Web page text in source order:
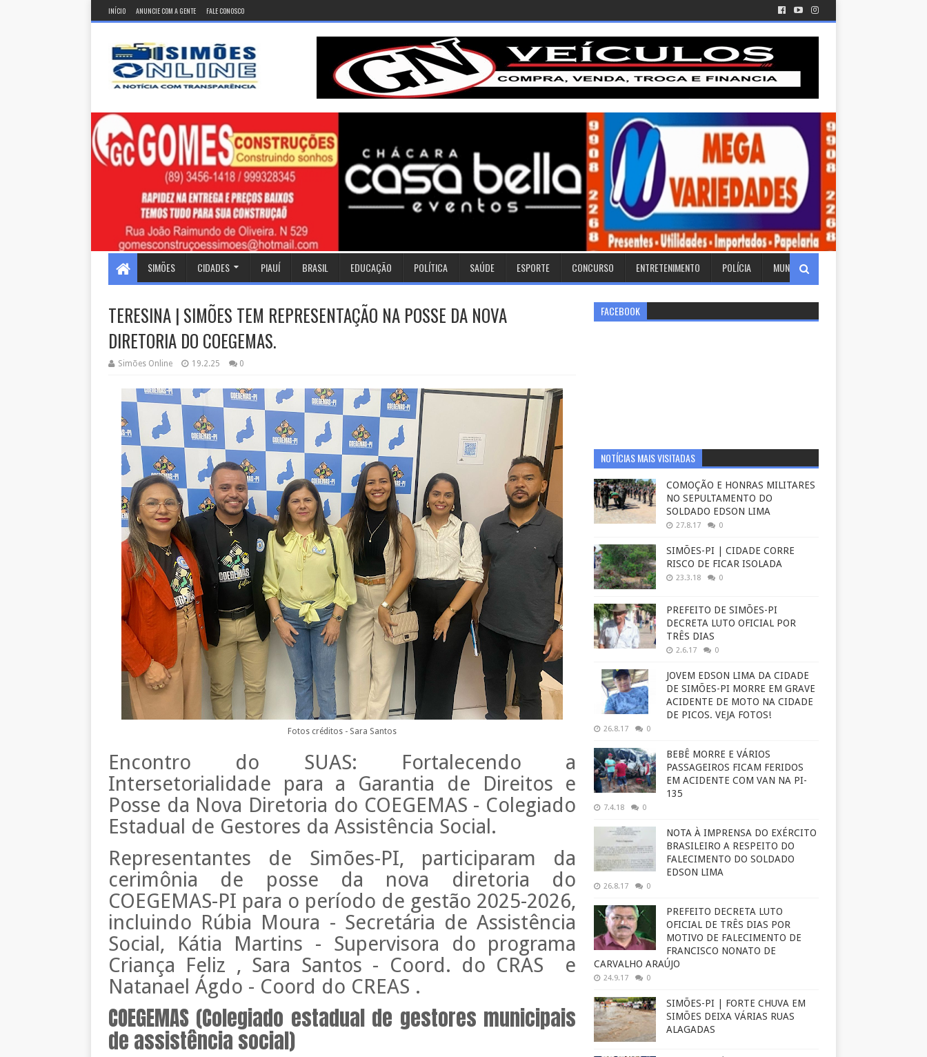
INÍCIO ANUNCIE COM A GENTE FALE CONOSCO
SIMÕES CIDADES PIAUÍ BRASIL EDUCAÇÃO POLÍTICA SAÚDE ESPORTE CONCURSO ENTRETENIMENTO POLÍCIA MUNDO
TERESINA | SIMÕES TEM REPRESENTAÇÃO NA POSSE DA NOVA
DIRETORIA DO COEGEMAS.
Simões Online 19.2.25 0
Fotos créditos - Sara Santos
Encontro do SUAS: Fortalecendo a
Intersetorialidade para a Garantia de Direitos e
Posse da Nova Diretoria do COEGEMAS - Colegiado
Estadual de Gestores da Assistência Social.
Representantes de Simões-PI, participaram da
cerimônia de posse da nova diretoria do
COEGEMAS-PI para o período de gestão 2025-2026,
incluindo Rúbia Moura - Secretária de Assistência
Social, Kátia Martins - Supervisora do programa
Criança Feliz , Sara Santos - Coord. do CRAS e
Natanael Ágdo - Coord do CREAS .
COEGEMAS (Colegiado estadual de gestores municipais
de assistência social)
FACEBOOK
NOTÍCIAS MAIS VISITADAS
COMOÇÃO E HONRAS MILITARES
NO SEPULTAMENTO DO
SOLDADO EDSON LIMA
27.8.17 0
SIMÕES-PI | CIDADE CORRE
RISCO DE FICAR ISOLADA
23.3.18 0
PREFEITO DE SIMÕES-PI
DECRETA LUTO OFICIAL POR
TRÊS DIAS
2.6.17 0
JOVEM EDSON LIMA DA CIDADE
DE SIMÕES-PI MORRE EM GRAVE
ACIDENTE DE MOTO NA CIDADE
DE PICOS. VEJA FOTOS!
26.8.17 0
BEBÊ MORRE E VÁRIOS
PASSAGEIROS FICAM FERIDOS
EM ACIDENTE COM VAN NA PI-
135
7.4.18 0
NOTA À IMPRENSA DO EXÉRCITO
BRASILEIRO A RESPEITO DO
FALECIMENTO DO SOLDADO
EDSON LIMA
26.8.17 0
PREFEITO DECRETA LUTO
OFICIAL DE TRÊS DIAS POR
MOTIVO DE FALECIMENTO DE
FRANCISCO NONATO DE
CARVALHO ARAÚJO
24.9.17 0
SIMÕES-PI | FORTE CHUVA EM
SIMÕES DEIXA VÁRIAS RUAS
ALAGADAS